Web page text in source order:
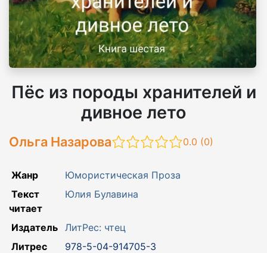
Пёс из породы хранителей и
дивное лето
Ольга Назарова 0.0 (0)
Жанр
Юмористическая Проза
Текст
читает
Юлия Булавина
Издатель ЛитРес: чтец
Литрес
978-5-04-914705-3